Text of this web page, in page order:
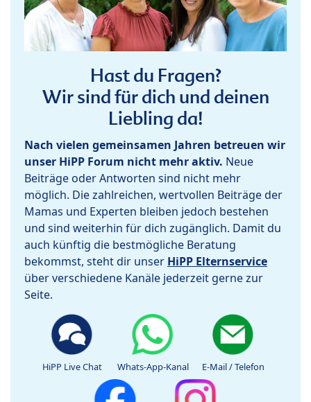
Hast du Fragen?
Wir sind für dich und deinen
Liebling da!
Nach vielen gemeinsamen Jahren betreuen wir
unser HiPP Forum nicht mehr aktiv. Neue
Beiträge oder Antworten sind nicht mehr
möglich. Die zahlreichen, wertvollen Beiträge der
Mamas und Experten bleiben jedoch bestehen
und sind weiterhin für dich zugänglich. Damit du
auch künftig die bestmögliche Beratung
bekommst, steht dir unser HiPP Elternservice
über verschiedene Kanäle jederzeit gerne zur
Seite.
HiPP Live Chat Whats-App-Kanal E-Mail / Telefon